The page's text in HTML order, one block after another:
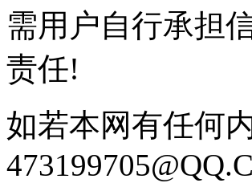
需用户自行承担
责任!
如若本网有任何